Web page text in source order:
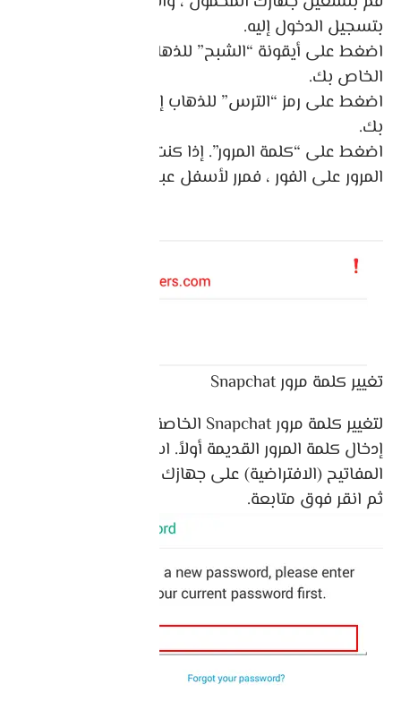
بتسجيل الدخول إليه.
اضغط على أيقونة “الشبح” للذهاب إلى ملف التعريف
الخاص بك.
اضغط على رمز “الترس” للذهاب إلى الإعدادات الخاصة
بك.
اضغط على “كلمة المرور”. إذا كنت لا ترى خيار كلمة
المرور على الفور ، فمرر لأسفل عبر قائمة الإعدادات.
تغيير كلمة مرور Snapchat
لتغيير كلمة مرور Snapchat الخاصة بك ، يجب عليك
إدخال كلمة المرور القديمة أولاً. استخدم لوحة
المفاتيح (الافتراضية) على جهازك المحمول لكتابتها ،
ثم انقر فوق متابعة.